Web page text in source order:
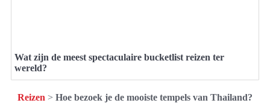
Wat zijn de meest spectaculaire bucketlist reizen ter
wereld?
Reizen > Hoe bezoek je de mooiste tempels van Thailand?